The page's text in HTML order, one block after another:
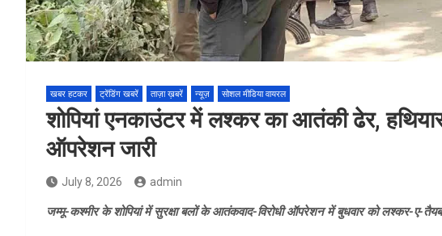
खबर हटकर ट्रेंडिंग खबरें ताज़ा ख़बरें न्यूज़ सोशल मीडिया वायरल
शोपियां एनकाउंटर में लश्कर का आतंकी ढेर,
ऑपरेशन जारी
July 8, 2026 admin
जम्मू-कश्मीर के शोपियां में सुरक्षा बलों के आतंकवाद-विरोधी ऑपरेशन में बुधवार को लश्कर-ए-